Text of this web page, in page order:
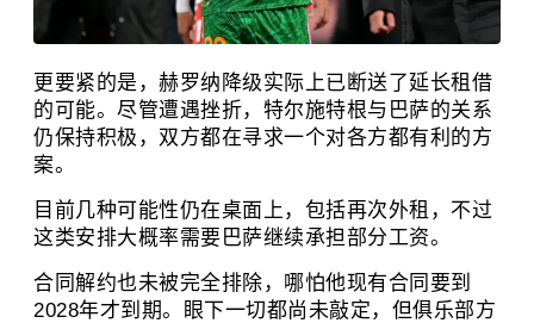
更要紧的是，赫罗纳降级实际上已断送了延长租借
的可能。尽管遭遇挫折，特尔施特根与巴萨的关系
仍保持积极，双方都在寻求一个对各方都有利的方
案。
目前几种可能性仍在桌面上，包括再次外租，不过
这类安排大概率需要巴萨继续承担部分工资。
合同解约也未被完全排除，哪怕他现有合同要到
2028年才到期。眼下一切都尚未敲定，但俱乐部方